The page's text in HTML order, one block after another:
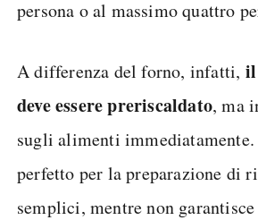
persona o al massimo quattro
A differenza del forno, infatti,
deve essere preriscaldato, ma
sugli alimenti
perfetto per la preparazione di
semplici, mentre non